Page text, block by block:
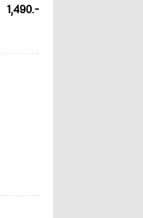
1,490.-